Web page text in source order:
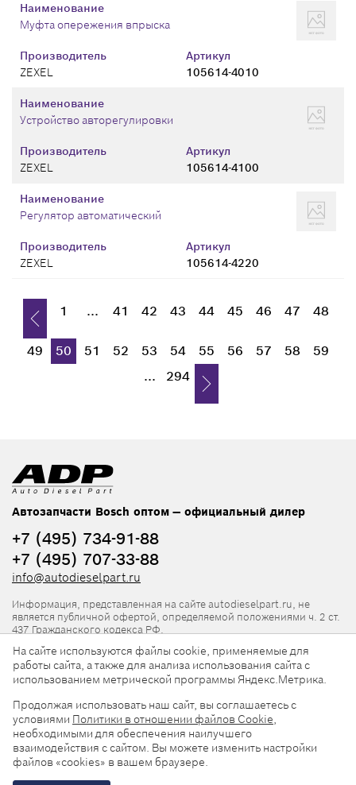
Производитель
ZEXEL
Артикул
105614-4010
Наименование
Муфта опережения впрыска
Производитель
ZEXEL
Артикул
105614-4100
Наименование
Устройство авторегулировки
Производитель
ZEXEL
Артикул
105614-4220
Наименование
Регулятор автоматический
1 ... 41 42 43 44 45 46 47 48
49 50 51 52 53 54 55 56 57 58
59
...
294
Автозапчасти Bosch оптом — официальный дилер
+7 (495) 734-91-88
+7 (495) 707-33-88
info@autodieselpart.ru
Информация, представленная на сайте autodieselpart.ru, не
является публичной офертой, определяемой положениями ч. 2 ст.
437 Гражданского кодекса РФ.
Нормативная документация
ADP в социальных сетях
© 2026, ООО «АвтоДизельПарт». Все права защищены.
На сайте используются файлы cookie, применяемые для
работы сайта, а также для анализа использования сайта с
использованием метрической программы Яндекс.Метрика.
Продолжая использовать наш сайт, вы соглашаетесь с
условиями Политики в отношении файлов Cookie,
необходимыми для обеспечения наилучшего
взаимодействия с сайтом. Вы можете изменить настройки
файлов «cookies» в вашем браузере.